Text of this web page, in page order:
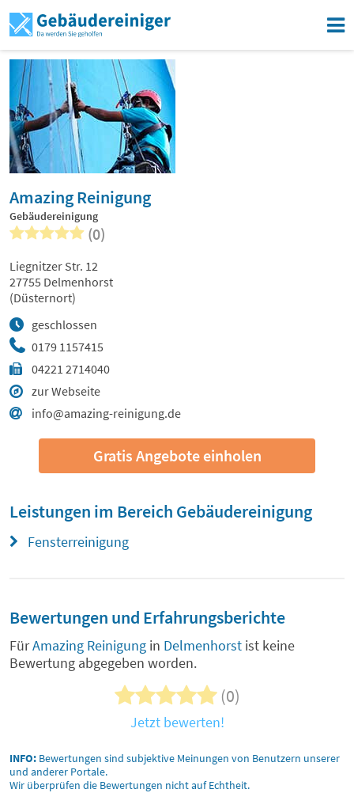
Amazing Reinigung
Gebäudereinigung
(0)
0179 1157415
04221 2714040
zur Webseite
info@amazing-reinigung.de
geschlossen
Liegnitzer Str. 12
27755 Delmenhorst
(Düsternort)
Gratis Angebote einholen
Leistungen im Bereich Gebäudereinigung
Fensterreinigung
Bewertungen und Erfahrungsberichte
FürAmazing Reinigung in Delmenhorst ist keine
Bewertung abgegeben worden.
(0)
Jetzt bewerten!
INFO: Bewertungen sind subjektive Meinungen von Benutzern unserer
und anderer Portale.
Wir überprüfen die Bewertungen nicht auf Echtheit.